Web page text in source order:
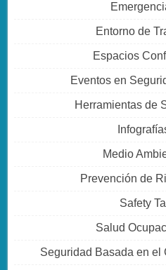
Entorno de
Espacios
Eventos en
Herramientas de
Medio
Prevención de
Safety
Salud
Seguridad Basada en el